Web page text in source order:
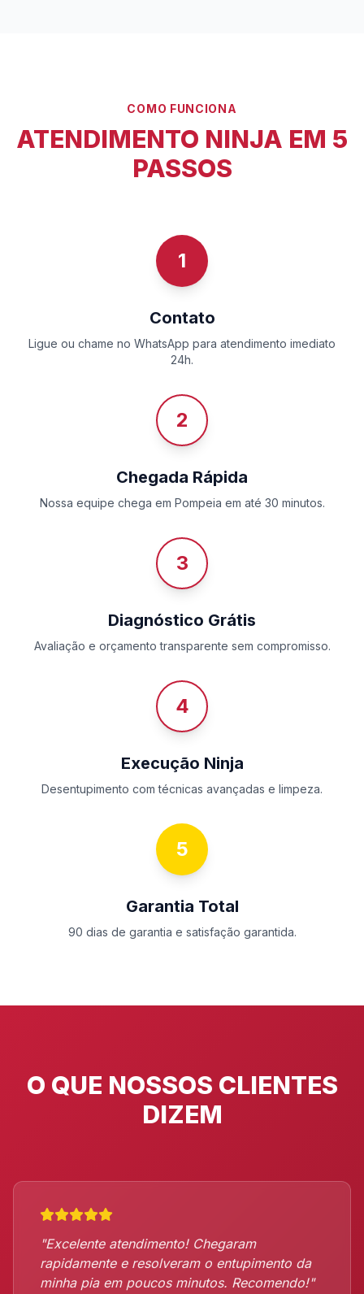
COMO FUNCIONA
ATENDIMENTO NINJA EM 5
PASSOS
1
Contato
Ligue ou chame no WhatsApp para atendimento imediato
24h.
2
Chegada Rápida
Nossa equipe chega em Pompeia em até 30 minutos.
3
Diagnóstico Grátis
Avaliação e orçamento transparente sem compromisso.
4
Execução Ninja
Desentupimento com técnicas avançadas e limpeza.
5
Garantia Total
90 dias de garantia e satisfação garantida.
O QUE NOSSOS CLIENTES
DIZEM
"Excelente atendimento! Chegaram
rapidamente e resolveram o entupimento da
minha pia em poucos minutos. Recomendo!"